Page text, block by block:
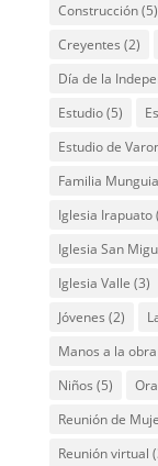
Construcción(5)
Creyentes (2)
Día de la
Estudio(5)
Estudio de
Familia Munguia
Iglesia Irapuato
Iglesia San
Iglesia Valle (3)
Jóvenes (2)
Manos a la obra
Niños (5)
Reunión de
Reunión virtual